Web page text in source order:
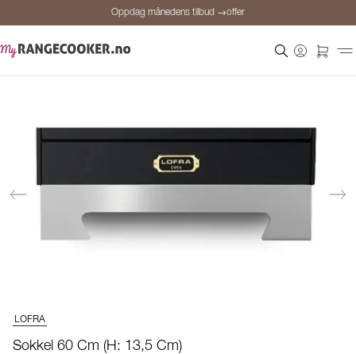
Oppdag månedens tilbud →offer
Oppdag månedens tilbud →offer
LOFRA
Sokkel 60 Cm (H: 13,5 Cm)